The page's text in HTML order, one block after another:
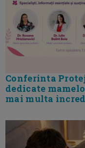
Conferinta
dedicate
mai multa